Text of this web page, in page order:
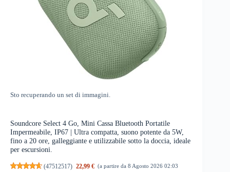
Sto recuperando un set di immagini.
Soundcore Select 4 Go, Mini Cassa Bluetooth Portatile
Impermeabile, IP67 | Ultra compatta, suono potente da 5W,
fino a 20 ore, galleggiante e utilizzabile sotto la doccia, ideale
per escursioni.
(47512517) 22,99 € (a partire da 8 Agosto 2026 02:03